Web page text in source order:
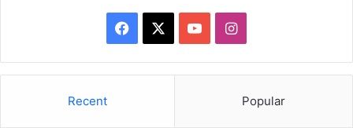
Facebook YouTubeInstagram
Recent Popular